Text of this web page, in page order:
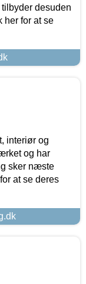
desuden
her for at se
interiør og
og har
sker næste
at se deres